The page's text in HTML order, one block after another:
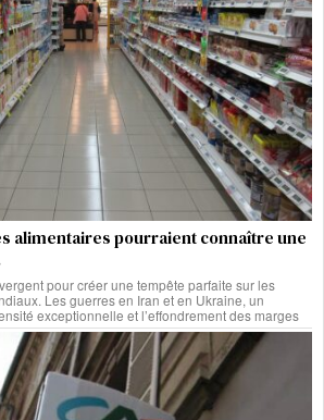
alimentaires pourraient connaître une
pour créer une tempête parfaite sur les
Les guerres en Iran et en Ukraine, un
exceptionnelle et l’effondrement des marges